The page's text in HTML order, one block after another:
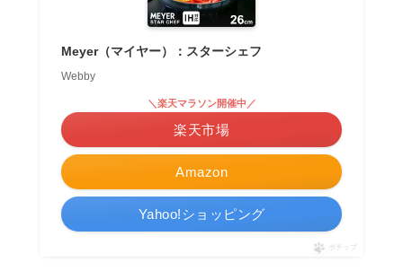
Meyer（マイヤー）：スターシェフ
Webby
Amazon
＼楽天マラソン開催中／
楽天市場
Yahoo!ショッピング
ポチップ